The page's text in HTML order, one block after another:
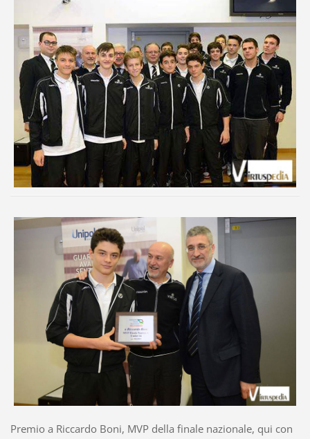
Premio a Riccardo Boni, MVP della finale nazionale, qui con